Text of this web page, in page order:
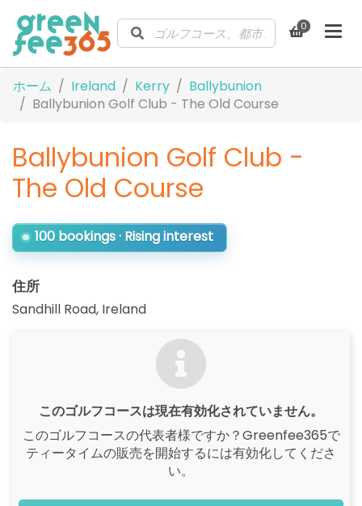
0
ホーム Ireland Kerry
Ballybunion
Ballybunion Golf Club - The Old Course
Ballybunion Golf Club -
The Old Course
100 bookings · Rising interest
住所
Sandhill Road, Ireland
このゴルフコースは現在有効化されていません。
このゴルフコースの代表者様ですか？Greenfee365で
ティータイムの販売を開始するには有効化してくださ
い。